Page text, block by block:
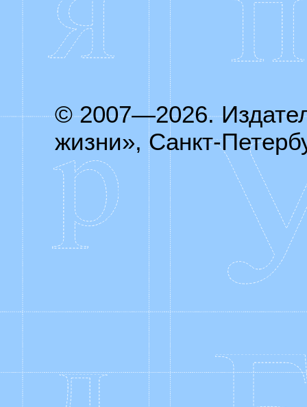
© 2007—2026.
жизни», Санкт-